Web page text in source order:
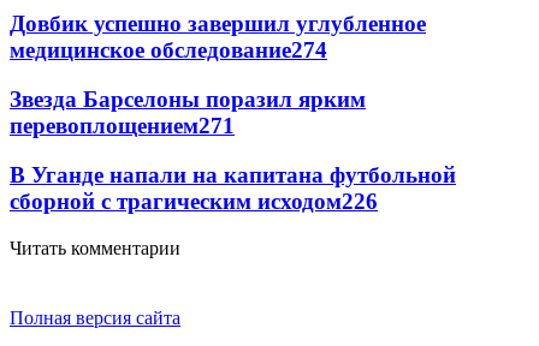
Довбик успешно завершил углубленное
медицинское обследование274
Звезда Барселоны поразил ярким
перевоплощением271
В Уганде напали на капитана футбольной
сборной с трагическим исходом226
Читать комментарии
Полная версия сайта